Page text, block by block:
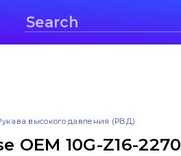
высокого давления (РВД)
OEM 10G-Z16-2270